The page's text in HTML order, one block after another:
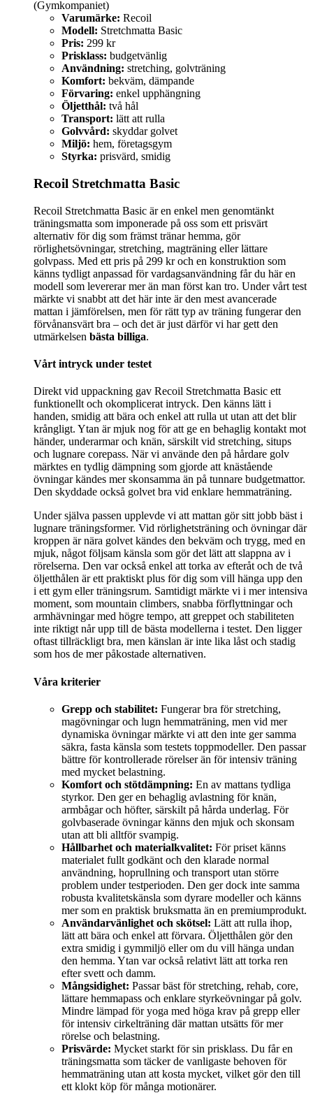
(Gymkompaniet)
Varumärke: Recoil
Modell: Stretchmatta Basic
Pris: 299 kr
Prisklass: budgetvänlig
Användning: stretching, golvträning
Komfort: bekväm, dämpande
Förvaring: enkel upphängning
Öljetthål: två hål
Transport: lätt att rulla
Golvvård: skyddar golvet
Miljö: hem, företagsgym
Styrka: prisvärd, smidig
Recoil Stretchmatta Basic
Recoil Stretchmatta Basic är en enkel men genomtänkt
träningsmatta som imponerade på oss som ett prisvärt
alternativ för dig som främst tränar hemma, gör
rörlighetsövningar, stretching, magträning eller lättare
golvpass. Med ett pris på 299 kr och en konstruktion som
känns tydligt anpassad för vardagsanvändning får du här en
modell som levererar mer än man först kan tro. Under vårt test
märkte vi snabbt att det här inte är den mest avancerade
mattan i jämförelsen, men för rätt typ av träning fungerar den
förvånansvärt bra – och det är just därför vi har gett den
utmärkelsen bästa billiga.
Vårt intryck under testet
Direkt vid uppackning gav Recoil Stretchmatta Basic ett
funktionellt och okomplicerat intryck. Den känns lätt i
handen, smidig att bära och enkel att rulla ut utan att det blir
krångligt. Ytan är mjuk nog för att ge en behaglig kontakt mot
händer, underarmar och knän, särskilt vid stretching, situps
och lugnare corepass. När vi använde den på hårdare golv
märktes en tydlig dämpning som gjorde att knästående
övningar kändes mer skonsamma än på tunnare budgetmattor.
Den skyddade också golvet bra vid enklare hemmaträning.
Under själva passen upplevde vi att mattan gör sitt jobb bäst i
lugnare träningsformer. Vid rörlighetsträning och övningar där
kroppen är nära golvet kändes den bekväm och trygg, med en
mjuk, något följsam känsla som gör det lätt att slappna av i
rörelserna. Den var också enkel att torka av efteråt och de två
öljetthålen är ett praktiskt plus för dig som vill hänga upp den
i ett gym eller träningsrum. Samtidigt märkte vi i mer intensiva
moment, som mountain climbers, snabba förflyttningar och
armhävningar med högre tempo, att greppet och stabiliteten
inte riktigt når upp till de bästa modellerna i testet. Den ligger
oftast tillräckligt bra, men känslan är inte lika låst och stadig
som hos de mer påkostade alternativen.
Våra kriterier
Grepp och stabilitet: Fungerar bra för stretching,
magövningar och lugn hemmaträning, men vid mer
dynamiska övningar märkte vi att den inte ger samma
säkra, fasta känsla som testets toppmodeller. Den passar
bättre för kontrollerade rörelser än för intensiv träning
med mycket belastning.
Komfort och stötdämpning: En av mattans tydliga
styrkor. Den ger en behaglig avlastning för knän,
armbågar och höfter, särskilt på hårda underlag. För
golvbaserade övningar känns den mjuk och skonsam
utan att bli alltför svampig.
Hållbarhet och materialkvalitet: För priset känns
materialet fullt godkänt och den klarade normal
användning, hoprullning och transport utan större
problem under testperioden. Den ger dock inte samma
robusta kvalitetskänsla som dyrare modeller och känns
mer som en praktisk bruksmatta än en premiumprodukt.
Användarvänlighet och skötsel: Lätt att rulla ihop,
lätt att bära och enkel att förvara. Öljetthålen gör den
extra smidig i gymmiljö eller om du vill hänga undan
den hemma. Ytan var också relativt lätt att torka ren
efter svett och damm.
Mångsidighet: Passar bäst för stretching, rehab, core,
lättare hemmapass och enklare styrkeövningar på golv.
Mindre lämpad för yoga med höga krav på grepp eller
för intensiv cirkelträning där mattan utsätts för mer
rörelse och belastning.
Prisvärde: Mycket starkt för sin prisklass. Du får en
träningsmatta som täcker de vanligaste behoven för
hemmaträning utan att kosta mycket, vilket gör den till
ett klokt köp för många motionärer.